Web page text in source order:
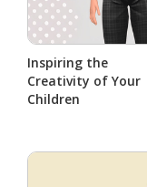
Inspiring the
Creativity of Your
Children